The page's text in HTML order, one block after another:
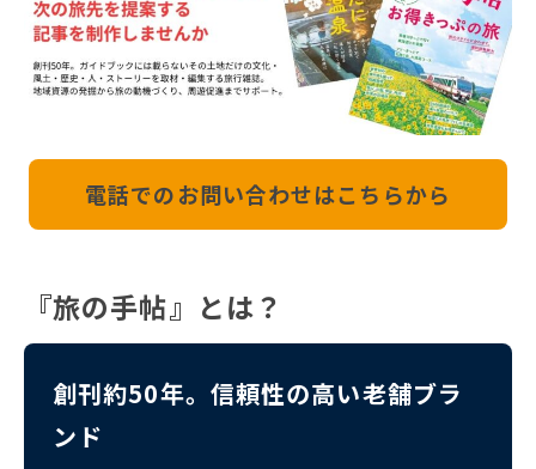
電話でのお問い合わせはこちらから
『旅の手帖』とは？
創刊約50年。信頼性の高い老舗ブラ
ンド